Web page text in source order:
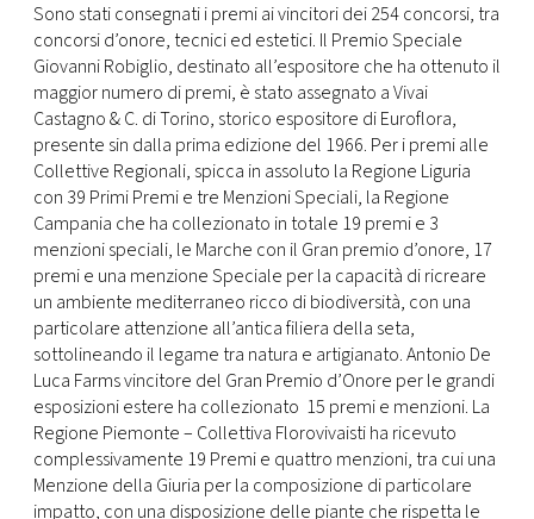
Sono stati consegnati i premi ai vincitori dei 254 concorsi, tra
concorsi d’onore, tecnici ed estetici. Il Premio Speciale
Giovanni Robiglio, destinato all’espositore che ha ottenuto il
maggior numero di premi, è stato assegnato a Vivai
Castagno & C. di Torino, storico espositore di Euroflora,
presente sin dalla prima edizione del 1966. Per i premi alle
Collettive Regionali, spicca in assoluto la Regione Liguria
con 39 Primi Premi e tre Menzioni Speciali, la Regione
Campania che ha collezionato in totale 19 premi e 3
menzioni speciali, le Marche con il Gran premio d’onore, 17
premi e una menzione Speciale per la capacità di ricreare
un ambiente mediterraneo ricco di biodiversità, con una
particolare attenzione all’antica filiera della seta,
sottolineando il legame tra natura e artigianato. Antonio De
Luca Farms vincitore del Gran Premio d’Onore per le grandi
esposizioni estere ha collezionato 15 premi e menzioni. La
Regione Piemonte – Collettiva Florovivaisti ha ricevuto
complessivamente 19 Premi e quattro menzioni, tra cui una
Menzione della Giuria per la composizione di particolare
impatto, con una disposizione delle piante che rispetta le